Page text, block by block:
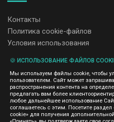
Контакты
Политика cookie-файлов
Условия использования
содержание размещенных
Мы ценим конфиденциальность
передаем и не продаем личную
пользователей AvizInfo.uz
правила конфиденциальности
AvizInfo.uz. На некоторых
🍪 ИСПОЛЬЗОВАНИЕ ФАЙЛОВ
Мы используем файлы cookie, чтобы
пользователем. Сайт может
распространения контента на
предлагать вам более
любое дальнейшее использование
соглашаетесь с этим. Посетите
cookie» для получения